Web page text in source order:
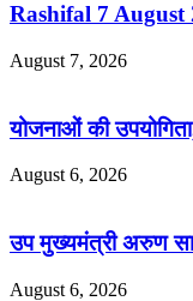
Rashifal 7 August
August 7, 2026
योजनाओं की
August 6, 2026
उप मुख्यमंत्री अरुण
August 6, 2026